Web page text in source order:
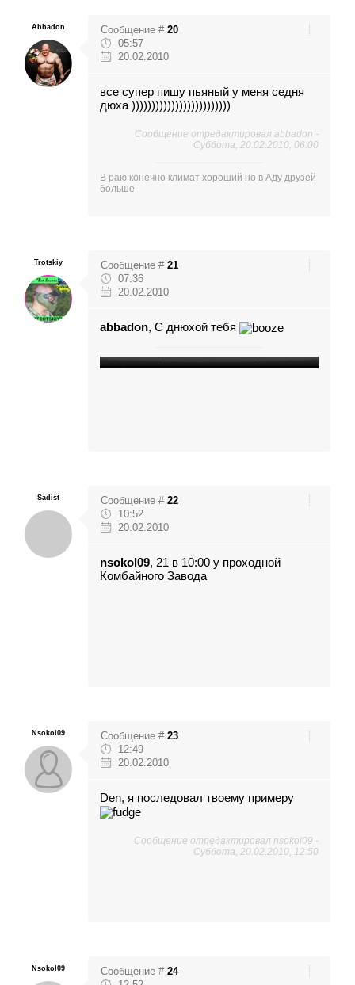
Abbadon Сообщение # 20
05:57
20.02.2010
все супер пишу пьяный у меня седня
дюха )))))))))))))))))))))))))
Сообщение отредактировал abbadon -
Суббота, 20.02.2010, 06:00
В раю конечно климат хороший но в Аду друзей
больше
Trotskiy Сообщение # 21
07:36
20.02.2010
abbadon, C днюхой тебя
Sadist Сообщение # 22
10:52
20.02.2010
nsokol09, 21 в 10:00 у проходной
Комбайного Завода
Nsokol09 Сообщение # 23
12:49
20.02.2010
Den, я последовал твоему примеру
Сообщение отредактировал nsokol09 -
Суббота, 20.02.2010, 12:50
Nsokol09 Сообщение # 24